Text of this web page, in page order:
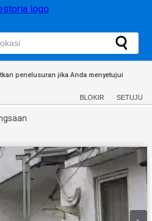
penelusuran jika Anda menyetujui
BLOKIR SETUJU